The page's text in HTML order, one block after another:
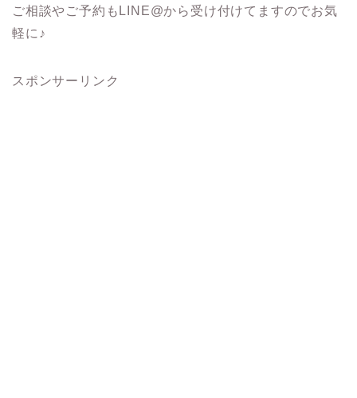
ご相談やご予約もLINE@から受け付けてますのでお気
軽に♪
スポンサーリンク